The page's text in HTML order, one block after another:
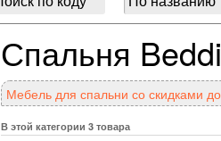
Спальня
Мебель для спальни со скидками
В этой категории 3 товара